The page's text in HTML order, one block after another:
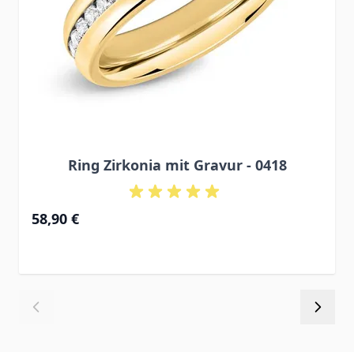
Ring Zirkonia mit Gravur - 0418
58,90 €